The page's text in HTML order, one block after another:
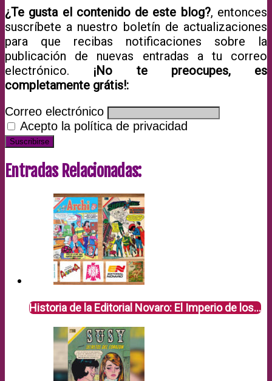
¿Te gusta el contenido de este blog?, entonces
suscríbete a nuestro boletín de actualizaciones
para que recibas notificaciones sobre la
publicación de nuevas entradas a tu correo
electrónico. ¡No te preocupes, es
completamente grátis!:
Correo electrónico
Acepto la política de privacidad
Entradas Relacionadas:
Historia de la Editorial Novaro: El Imperio de los…